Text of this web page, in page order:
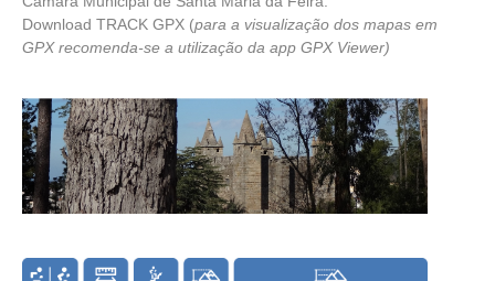
Download TRACK GPX (para a visualização dos mapas em
GPX recomenda-se a utilização da app GPX Viewer)